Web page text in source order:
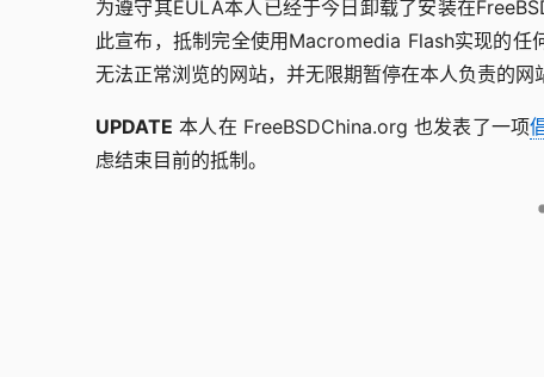
为遵守其EULA本人已经于今日卸载了安装在
此宣布，抵制完全使用Macromedia Flash实现的
无法正常浏览的网站，并无限期暂停在本人负责的网
UPDATE 本人在 FreeBSDChina.org 也发表了一项
虑结束目前的抵制。